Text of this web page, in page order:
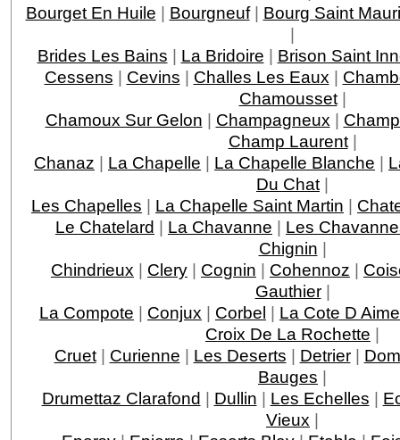
Bourget En Huile | Bourgneuf| Bourg Saint
|
Brides Les Bains | La Bridoire | Brison Saint
Cessens | Cevins | Challes Les Eaux |
Chamousset|
Chamoux Sur Gelon | Champagneux |
Champ Laurent|
Chanaz | La Chapelle | La Chapelle Blanche |
Du Chat |
Les Chapelles | La Chapelle Saint Martin |
Le Chatelard | La Chavanne | Les
Chignin |
Chindrieux | Clery | Cognin | Cohennoz |
Gauthier|
La Compote | Conjux | Corbel | La Cote D Aime
Croix De La Rochette |
Cruet| Curienne | Les Deserts | Detrier|
Bauges |
Drumettaz Clarafond | Dullin | Les Echelles |
Vieux |